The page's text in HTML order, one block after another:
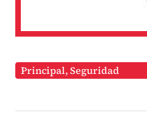
Principal,Seguridad